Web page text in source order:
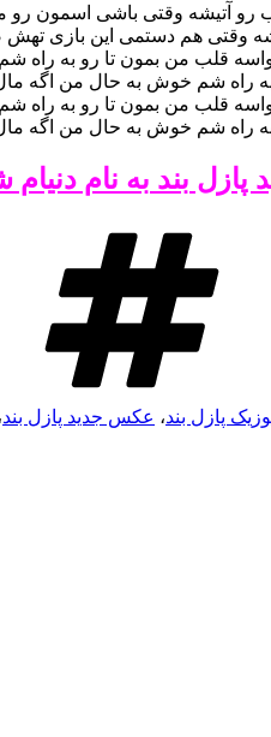
رو آتیشه وقتی باشی اسمون رو
وقتی هم دستمی این بازی تهش
قلب من بمون تا رو به راه شم
راه شم خوش به حال من اگه
قلب من بمون تا رو به راه شم
راه شم خوش به حال من اگه
پازل بند به نام
پازل بند، عکس جدید پازل بند